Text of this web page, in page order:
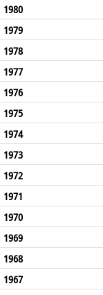
1980
1979
1978
1977
1976
1975
1974
1973
1972
1971
1970
1969
1968
1967